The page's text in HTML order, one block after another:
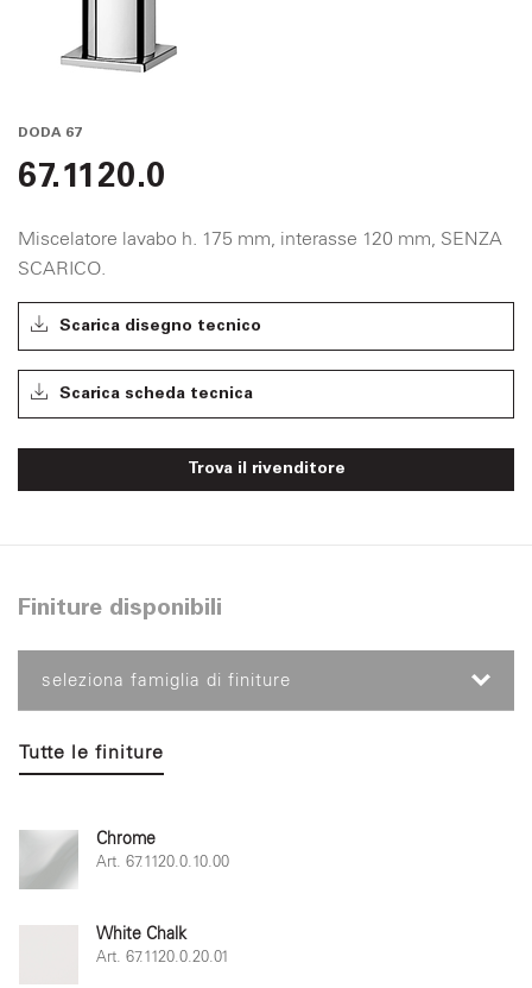
DODA 67
67.1120.0
Miscelatore lavabo h. 175 mm, interasse 120 mm, SENZA
SCARICO.
Scarica disegno tecnico
Scarica scheda tecnica
Trova il rivenditore
Finiture disponibili
seleziona famiglia di finiture
Tutte le finiture
Chrome
Art. 67.1120.0.10.00
White Chalk
Art. 67.1120.0.20.01